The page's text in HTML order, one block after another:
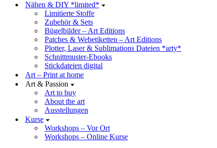
Nähen & DIY *limited*
Limitierte Stoffe
Zubehör & Sets
Bügelbilder – Art Editions
Patches & Webetiketten – Art Editions
Plotter, Laser & Sublimations Dateien *arty*
Schnittmuster-Ebooks
Stickdateien digital
Art – Print at home
Art & Passion
Art to buy
About the art
Ausstellungen
Kurse
Workshops – Vor Ort
Workshops – Online Kurse